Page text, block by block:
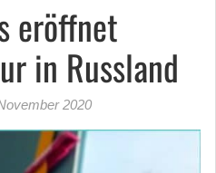
eröffnet
in Russland
2020